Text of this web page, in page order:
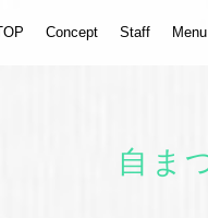
TOP Concept Staff Menu
自ま